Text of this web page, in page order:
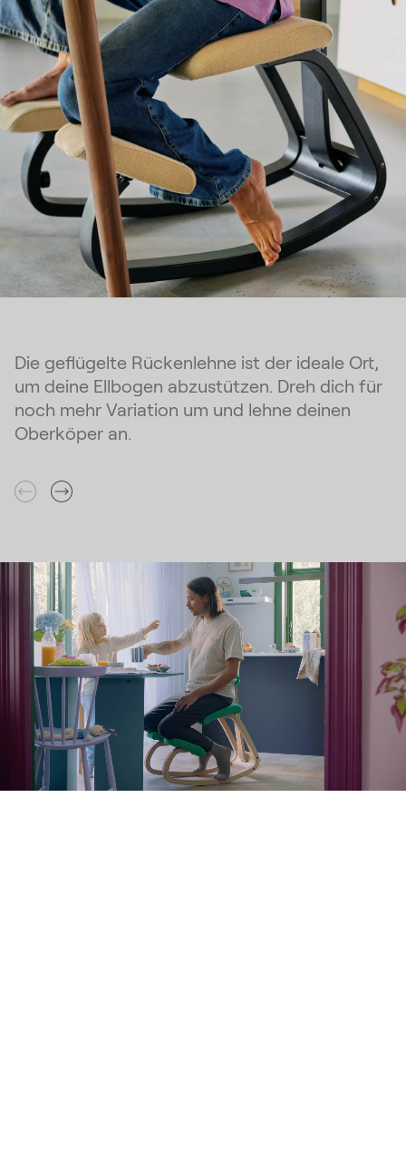
Die geflügelte Rückenlehne ist der ideale Ort,
um deine Ellbogen abzustützen. Dreh dich für
noch mehr Variation um und lehne deinen
Oberköper an.